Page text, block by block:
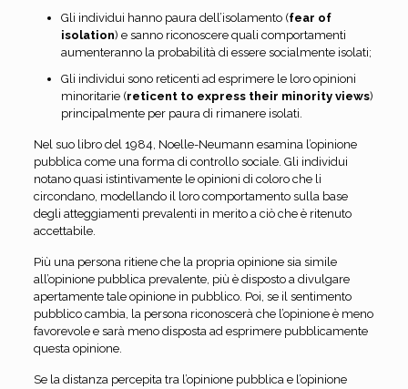
Gli individui hanno paura dell’isolamento (fear of
isolation) e sanno riconoscere quali comportamenti
aumenteranno la probabilità di essere socialmente isolati;
Gli individui sono reticenti ad esprimere le loro opinioni
minoritarie (reticent to express their minority views)
principalmente per paura di rimanere isolati.
Nel suo libro del 1984, Noelle-Neumann esamina l’opinione
pubblica come una forma di controllo sociale. Gli individui
notano quasi istintivamente le opinioni di coloro che li
circondano, modellando il loro comportamento sulla base
degli atteggiamenti prevalenti in merito a ciò che è ritenuto
accettabile.
Più una persona ritiene che la propria opinione sia simile
all’opinione pubblica prevalente, più è disposto a divulgare
apertamente tale opinione in pubblico. Poi, se il sentimento
pubblico cambia, la persona riconoscerà che l’opinione è meno
favorevole e sarà meno disposta ad esprimere pubblicamente
questa opinione.
Se la distanza percepita tra l’opinione pubblica e l’opinione